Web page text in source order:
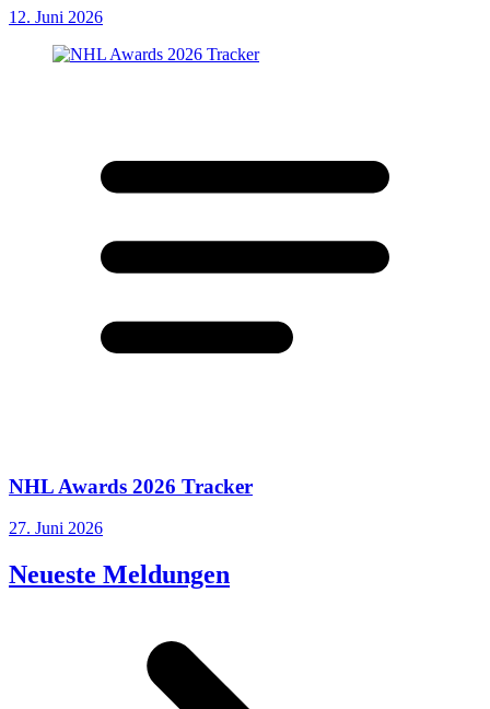
12. Juni 2026
NHL Awards 2026 Tracker
27. Juni 2026
Neueste Meldungen